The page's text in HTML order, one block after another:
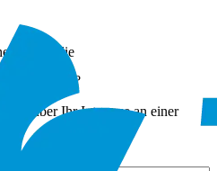
Immobilie
Immobilie?
uns über Ihr Interesse an einer